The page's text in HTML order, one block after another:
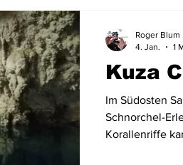
Kuza
Im Südosten
Schnorchel-
Korallenriffe
Roger Blum
4. Jan.
1